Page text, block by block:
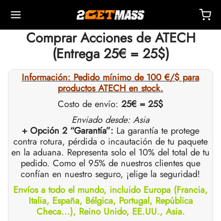
Comprar Acciones de ATECH
(Entrega 25€ = 25$)
Información: Pedido mínimo de 100 €/$ para
productos ATECH en stock.
Costo de envío: 25€ = 25$
Enviado desde: Asia
+ Opción 2 “Garantía”: La garantía te protege
contra rotura, pérdida o incautación de tu paquete
en la aduana. Representa solo el 10% del total de tu
pedido. Como el 95% de nuestros clientes que
confían en nuestro seguro, ¡elige la seguridad!
Envíos a todo el mundo, incluido Europa (Francia,
Italia, España, Bélgica, Portugal, República
Checa...), Reino Unido, EE.UU., Asia.
🇪🇺
Entrega Y Venta Minorista Por Almacén
🇪🇺
Unidos 🇺🇸
Entrega Y Venta Minorista Por Almacén
🌍
Entrega Y Venta Minorista Por Almacén
INT. 🌍
De 1-Testosterona (DHB)
De Anadrol (oximetolona)
(Equipoise)
De Masteron (Drostanolona)
De Masteron (drostanolona)
De Masteron (Drostanolona)
De Trembolona
Trembolona
De Trembolona
Testosterona (suspensión)
De Testosterona
De Testosterona
(oximetolona) Oral
(oxandrolona)
/ T6
T4
(anastrozol)
(clomifeno)
(Aromasin)
De Inyección
Sanguínea Por EPO
De Inyección
Para Inyección Intramuscular
Para Inyección Subcutánea
Bacteriostática
II
GRF 1-29
C
De Peso
(sibutramina)
– Cardarine
Ligandrol
Antienvejecimiento
De Resistencia
De Fuerza
De Soporte
– Preguntas Frecuentes
De Pago
Un Descuento
Mi Pedido